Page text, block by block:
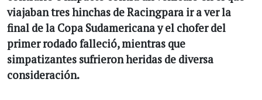
viajaban tres hinchas de Racingpara ir a ver la
final de la Copa Sudamericana y el chofer del
primer rodado falleció, mientras que
simpatizantes sufrieron heridas de diversa
consideración.